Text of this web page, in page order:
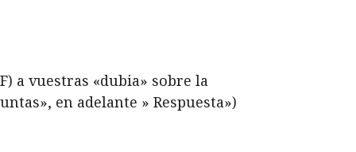
a vuestras «dubia» sobre la
en adelante » Respuesta»)